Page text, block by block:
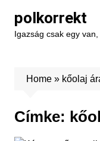
content
polkorrekt
Igazság csak egy
Home» kőolaj
Címke: